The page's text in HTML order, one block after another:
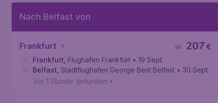
Nach Belfast von
Frankfurt €
207
ab
Frankfurt Flughafen Frankfurt • 19 Sept.
Belfast Stadtflughafen George Best Belfast • 30 Sept.
Vor 1 Stunde gefunden •